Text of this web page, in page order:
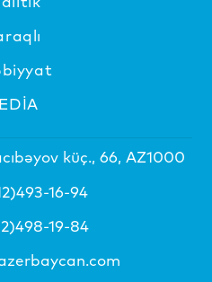
küç., 66, AZ1000
16-94
19-84